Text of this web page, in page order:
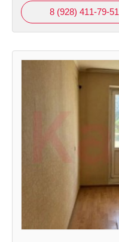
8 (928) 411-79-51